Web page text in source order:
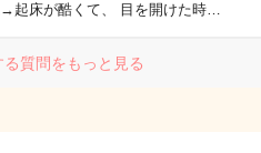
起床が酷くて、 目を開けた時…
る質問をもっと見る